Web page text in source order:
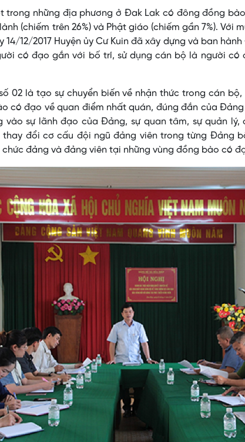
trong những địa phương ở Đak Lak có đông đồng
(chiếm trên 26%) và Phật giáo (chiếm gần 7%). Với
14/12/2017 Huyện ủy Cư Kuin đã xây dựng và ban
có đạo gắn với bố trí, sử dụng cán bộ là người có
02 là tạo sự chuyển biến về nhận thức trong cán
có đạo về quan điểm nhất quán, đúng đắn của
vào sự lãnh đạo của Đảng, sự quan tâm, sự quản lý,
đổi cơ cấu đội ngũ đảng viên trong từng Đảng
đảng và đảng viên tại những vùng đồng bào có